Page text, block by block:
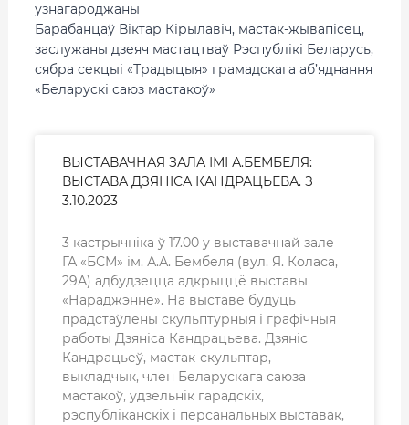
узнагароджаны
Барабанцаў Віктар Кірылавіч, мастак-жывапісец,
заслужаны дзеяч мастацтваў Рэспублікі Беларусь,
сябра секцыі «Традыцыя» грамадскага аб’яднання
«Беларускі саюз мастакоў»
ВЫСТАВАЧНАЯ ЗАЛА ІМІ А.БЕМБЕЛЯ:
ВЫСТАВА ДЗЯНІСА КАНДРАЦЬЕВА. З
3.10.2023
3 кастрычніка ў 17.00 у выставачнай зале
ГА «БСМ» ім. А.А. Бембеля (вул. Я. Коласа,
29А) адбудзецца адкрыццё выставы
«Нараджэнне». На выставе будуць
прадстаўлены скульптурныя і графічныя
работы Дзяніса Кандрацьева. Дзяніс
Кандрацьеў, мастак-скульптар,
выкладчык, член Беларускага саюза
мастакоў, удзельнік гарадскіх,
рэспубліканскіх і персанальных выставак,